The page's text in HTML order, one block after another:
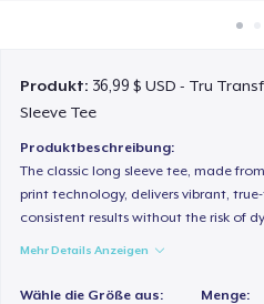
Produkt: 36,99 $ USD - Tru
Sleeve Tee
Produktbeschreibung:
The classic long sleeve tee, made
print technology, delivers vibrant,
consistent results without the risk of
Mehr Details Anzeigen
Wähle die Größe aus: Menge: